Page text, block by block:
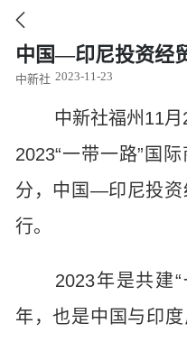

中国—印尼投资经
中新社 2023-11-23
中新社福州11月
2023“一带一路”国
分，中国—印尼投资
行。
2023年是共建“
年，也是中国与印